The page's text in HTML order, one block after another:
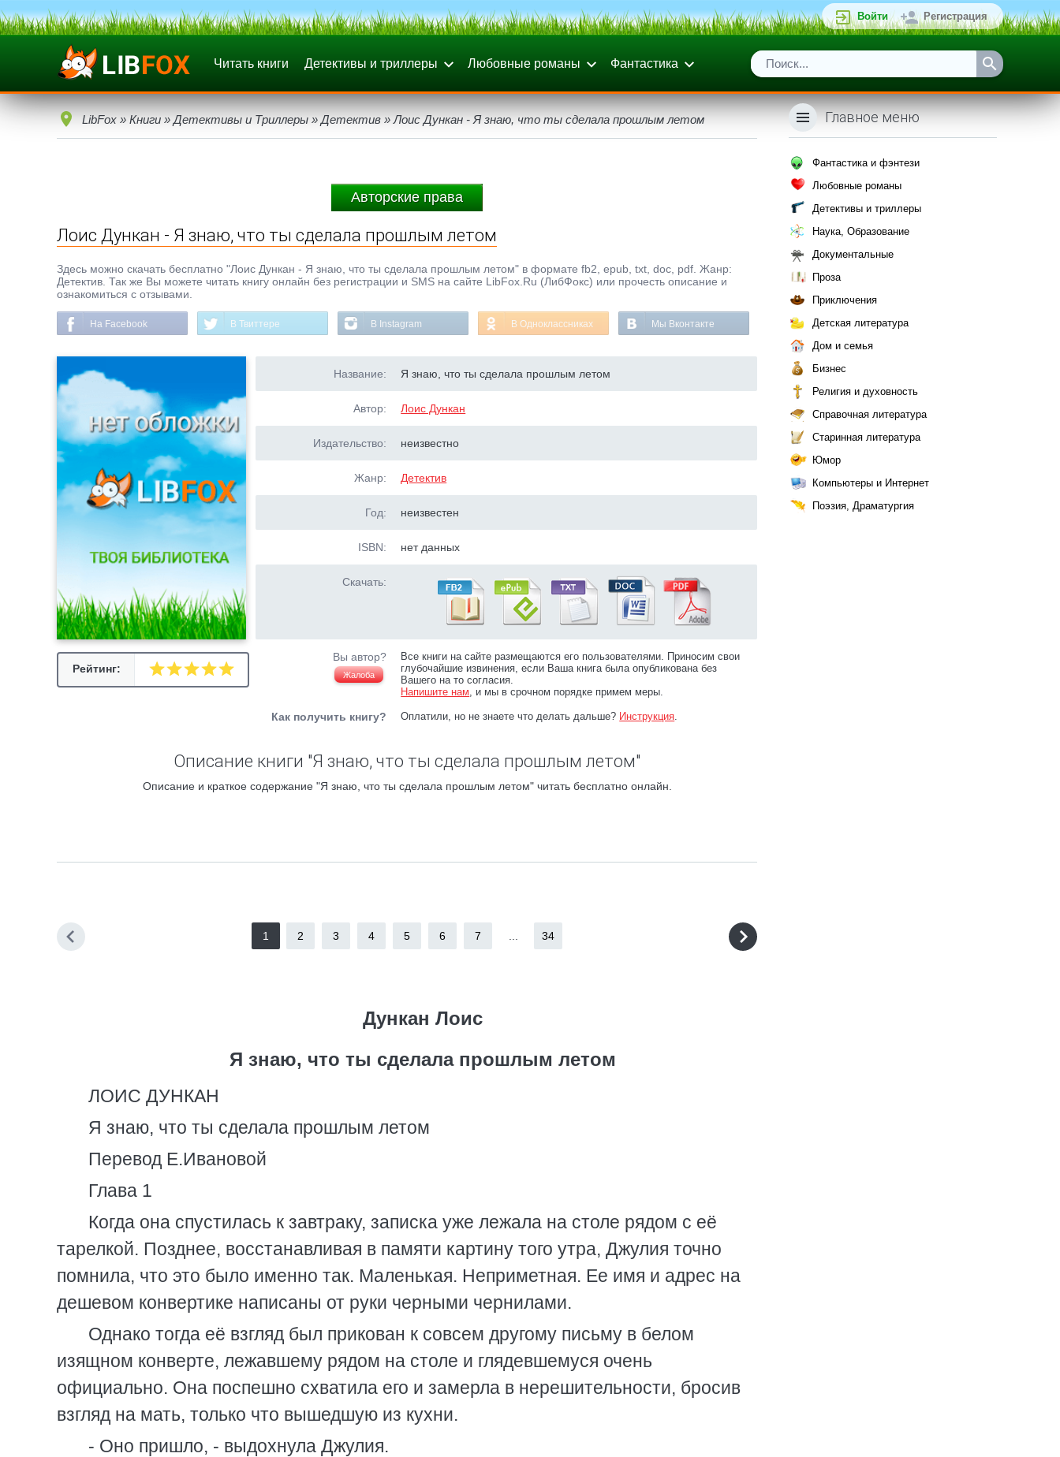
Войти Регистрация
Читать книги Детективы и триллеры Любовные романы Фантастика
LibFox » Книги » Детективы и Триллеры » Детектив » Лоис Дункан - Я знаю, что ты сделала прошлым летом
Авторские права
Лоис Дункан - Я знаю, что ты сделала прошлым летом
Здесь можно скачать бесплатно "Лоис Дункан - Я знаю, что ты сделала прошлым летом" в формате fb2, epub, txt, doc, pdf. Жанр:
Детектив. Так же Вы можете читать книгу онлайн без регистрации и SMS на сайте LibFox.Ru (ЛибФокс) или прочесть описание и
ознакомиться с отзывами.
На Facebook В Твиттере В Instagram В Одноклассниках Мы Вконтакте
Рейтинг:
Название: Я знаю, что ты сделала прошлым летом
Автор: Лоис Дункан
Издательство: неизвестно
Жанр: Детектив
Год: неизвестен
ISBN: нет данных
Скачать:
Вы автор?
Жалоба
Все книги на сайте размещаются его пользователями. Приносим свои
глубочайшие извинения, если Ваша книга была опубликована без
Вашего на то согласия.
Напишите нам, и мы в срочном порядке примем меры.
Как получить книгу? Оплатили, но не знаете что делать дальше? Инструкция.
Описание книги "Я знаю, что ты сделала прошлым летом"
Описание и краткое содержание "Я знаю, что ты сделала прошлым летом" читать бесплатно онлайн.
1 2 3 4 5 6 7 34
Дункан Лоис
Я знаю, что ты сделала прошлым летом
ЛОИС ДУНКАН
Я знаю, что ты сделала прошлым летом
Перевод Е.Ивановой
Глава 1
Когда она спустилась к завтраку, записка уже лежала на столе рядом с её
тарелкой. Позднее, восстанавливая в памяти картину того утра, Джулия точно
помнила, что это было именно так. Маленькая. Неприметная. Ее имя и адрес на
дешевом конвертике написаны от руки черными чернилами.
Однако тогда её взгляд был прикован к совсем другому письму в белом
изящном конверте, лежавшему рядом на столе и глядевшемуся очень
официально. Она поспешно схватила его и замерла в нерешительности, бросив
взгляд на мать, только что вышедшую из кухни.
- Оно пришло, - выдохнула Джулия.
Главное меню
Фантастика и фэнтези
Любовные романы
Детективы и триллеры
Наука, Образование
Документальные
Проза
Приключения
Детская литература
Дом и семья
Бизнес
Религия и духовность
Справочная литература
Старинная литература
Юмор
Компьютеры и Интернет
Поэзия, Драматургия